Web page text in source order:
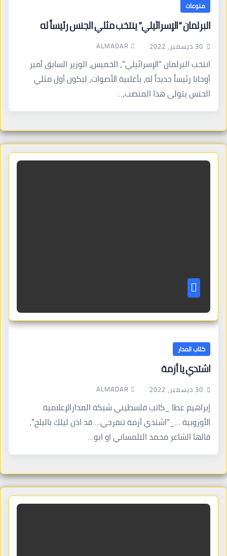
منوعات
البرلمان “الإسرائيلي” ينتخب مثلي الجنس رئيساً له
30 ديسمبر، 2022 ALMADAR
انتخب البرلمان “الإسرائيلي”، الخميس، الوزير السابق أمير
أوحانا رئيساً جديداً له، بأغلبية الأصوات، ليكون أول مثلي
الجنس يتولى هذا المنصب،…
كتاب المدار
اشتدي يا أزمة
30 ديسمبر، 2022 ALMADAR
إبراهيم عطا _كاتب فلسطيني شبكة المدارالإعلامية
الأوروبية …_”اشتدي أزمة تنفرجي… قد اذن ليلك بالبلج”،
قالها الشاعر محمد التلمساني او ابو…